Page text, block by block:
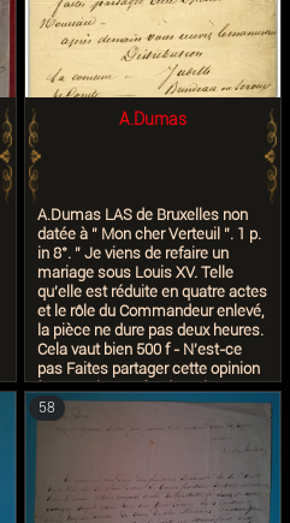
A.Dumas
A.Dumas LAS de Bruxelles non
datée à '' Mon cher Verteuil ''. 1 p.
in 8°. '' Je viens de refaire un
mariage sous Louis XV. Telle
qu'elle est réduite en quatre actes
et le rôle du Commandeur enlevé,
la pièce ne dure pas deux heures.
Cela vaut bien 500 f - N'est-ce
pas Faites partager cette opinion
à Mounaire. Après demain vous
recevrez le manuscrit ... ''. Suit la
distribution de 5 rôles.
58